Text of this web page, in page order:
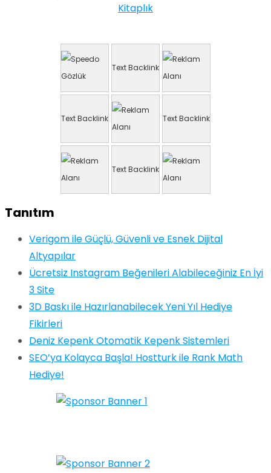
Kitaplık
Text Backlink
Text Backlink Text Backlink
Text Backlink
Tanıtım
Verigom ile Güçlü, Güvenli ve Esnek Dijital
Altyapılar
Ücretsiz Instagram Beğenileri Alabileceğiniz En İyi
3 Site
3D Baskı ile Hazırlanabilecek Yeni Yıl Hediye
Fikirleri
Deniz Kepenk Otomatik Kepenk Sistemleri
SEO’ya Kolayca Başla! Hostturk ile Rank Math
Hediye!